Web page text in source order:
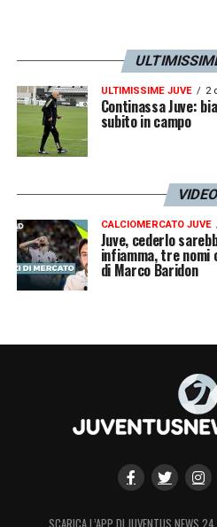
ULTIMISSIME JUVE 2
Continassa Juve:
subito in campo
CALCIOMERCATO JUVE
Juve, cederlo
infiamma, tre nomi
di Marco Baridon